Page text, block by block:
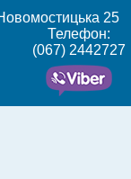
25
Телефон:
(067) 2442727